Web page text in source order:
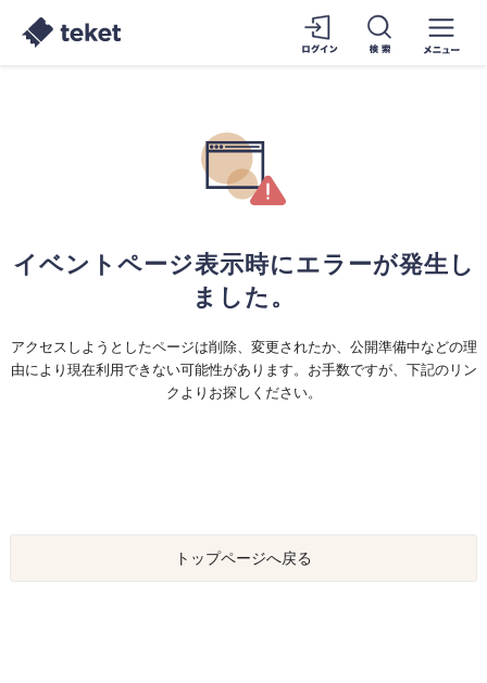
イベントページ表示時にエラーが発生し
ました。
アクセスしようとしたページは削除、変更されたか、公開準備中などの理
由により現在利用できない可能性があります。お手数ですが、下記のリン
クよりお探しください。
トップページへ戻る